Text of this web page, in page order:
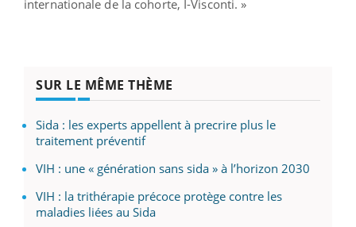
internationale de la cohorte, I-Visconti. »
SUR LE MÊME THÈME
Sida : les experts appellent à precrire plus le
traitement préventif
VIH : une « génération sans sida » à l’horizon 2030
VIH : la trithérapie précoce protège contre les
maladies liées au Sida